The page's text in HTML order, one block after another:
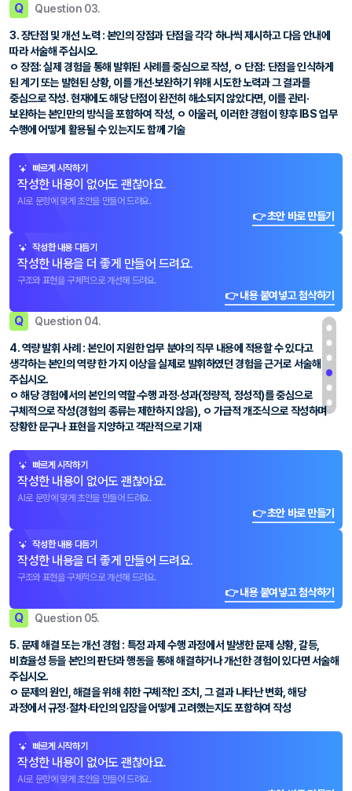
Q Question 03.
3. 장단점 및 개선 노력 : 본인의 장점과 단점을 각각 하나씩 제시하고 다음 안내에
따라 서술해 주십시오.
ㅇ 장점: 실제 경험을 통해 발휘된 사례를 중심으로 작성, ㅇ 단점: 단점을 인식하게
된 계기 또는 발현된 상황, 이를 개선·보완하기 위해 시도한 노력과 그 결과를
중심으로 작성. 현재에도 해당 단점이 완전히 해소되지 않았다면, 이를 관리·
보완하는 본인만의 방식을 포함하여 작성, ㅇ 아울러, 이러한 경험이 향후 IBS 업무
수행에 어떻게 활용될 수 있는지도 함께 기술
빠르게 시작하기
작성한 내용이 없어도 괜찮아요.
AI로 문항에 맞게 초안을 만들어 드려요.
👉 초안 바로 만들기
작성한 내용 다듬기
작성한 내용을 더 좋게 만들어 드려요.
구조와 표현을 구체적으로 개선해 드려요.
👉 내용 붙여넣고 첨삭하기
Q Question 04.
4. 역량 발휘 사례 : 본인이 지원한 업무 분야의 직무 내용에 적용할 수 있다고
생각하는 본인의 역량 한 가지 이상을 실제로 발휘하였던 경험을 근거로 서술해
주십시오.
ㅇ 해당 경험에서의 본인의 역할·수행 과정·성과(정량적, 정성적)를 중심으로
구체적으로 작성(경험의 종류는 제한하지 않음), ㅇ 가급적 개조식으로 작성하며
장황한 문구나 표현을 지양하고 객관적으로 기재
빠르게 시작하기
작성한 내용이 없어도 괜찮아요.
AI로 문항에 맞게 초안을 만들어 드려요.
👉 초안 바로 만들기
작성한 내용 다듬기
작성한 내용을 더 좋게 만들어 드려요.
구조와 표현을 구체적으로 개선해 드려요.
👉 내용 붙여넣고 첨삭하기
Q Question 05.
5. 문제 해결 또는 개선 경험 : 특정 과제 수행 과정에서 발생한 문제 상황, 갈등,
비효율성 등을 본인의 판단과 행동을 통해 해결하거나 개선한 경험이 있다면 서술해
주십시오.
ㅇ 문제의 원인, 해결을 위해 취한 구체적인 조치, 그 결과 나타난 변화, 해당
과정에서 규정·절차·타인의 입장을 어떻게 고려했는지도 포함하여 작성
빠르게 시작하기
작성한 내용이 없어도 괜찮아요.
AI로 문항에 맞게 초안을 만들어 드려요.